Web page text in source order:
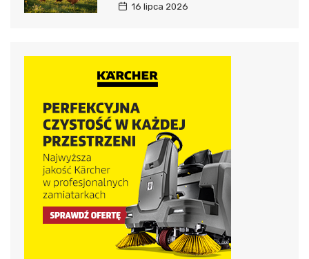
16 lipca 2026